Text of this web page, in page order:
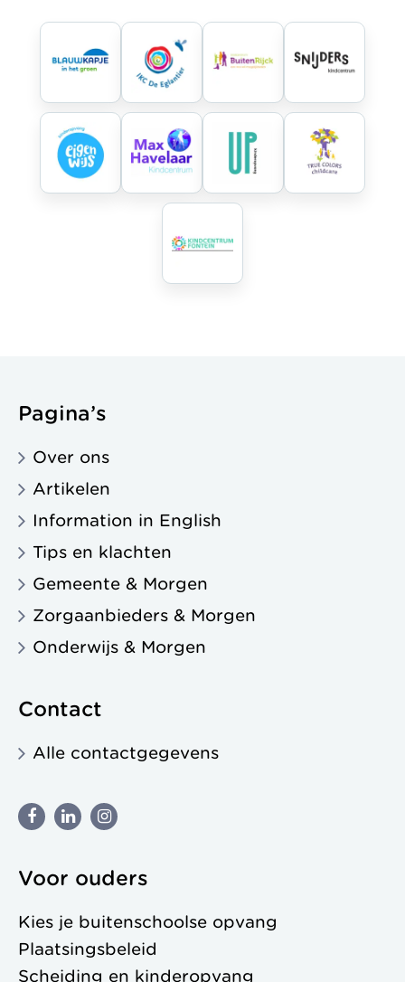
Pagina’s
Over ons
Artikelen
Information in English
Tips en klachten
Gemeente & Morgen
Zorgaanbieders & Morgen
Onderwijs & Morgen
Contact
Alle contactgegevens
Voor ouders
Kies je buitenschoolse opvang
Plaatsingsbeleid
Scheiding en kinderopvang